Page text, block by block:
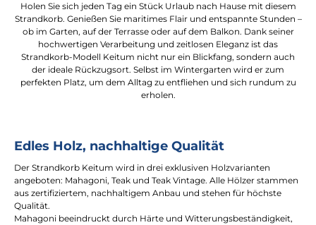
Holen Sie sich jeden Tag ein Stück Urlaub nach Hause mit diesem
Strandkorb. Genießen Sie maritimes Flair und entspannte Stunden –
ob im Garten, auf der Terrasse oder auf dem Balkon. Dank seiner
hochwertigen Verarbeitung und zeitlosen Eleganz ist das
Strandkorb-Modell Keitum nicht nur ein Blickfang, sondern auch
der ideale Rückzugsort. Selbst im Wintergarten wird er zum
perfekten Platz, um dem Alltag zu entfliehen und sich rundum zu
erholen.
Edles Holz, nachhaltige Qualität
Der Strandkorb Keitum wird in drei exklusiven Holzvarianten
angeboten: Mahagoni, Teak und Teak Vintage. Alle Hölzer stammen
aus zertifiziertem, nachhaltigem Anbau und stehen für höchste
Qualität.
Mahagoni beeindruckt durch Härte und Witterungsbeständigkeit,